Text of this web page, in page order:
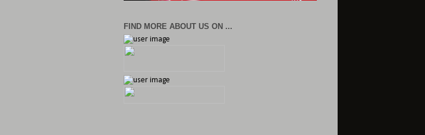
FIND MORE ABOUT US ON ...